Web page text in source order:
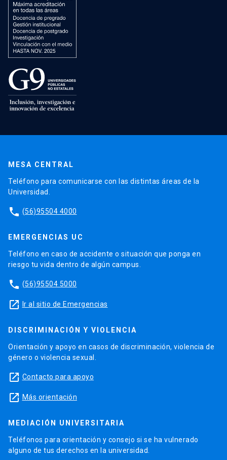
MESA CENTRAL
Teléfono para comunicarse con las distintas áreas de la
Universidad.
phone (56)95504 4000
EMERGENCIAS UC
Teléfono en caso de accidente o situación que ponga en
riesgo tu vida dentro de algún campus.
phone (56)95504 5000
launch Ir al sitio de Emergencias
DISCRIMINACIÓN Y VIOLENCIA
Orientación y apoyo en casos de discriminación, violencia de
género o violencia sexual.
launch Contacto para apoyo
launch Más orientación
MEDIACIÓN UNIVERSITARIA
Teléfonos para orientación y consejo si se ha vulnerado
alguno de tus derechos en la universidad.